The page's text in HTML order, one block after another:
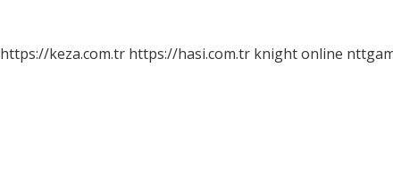
https://keza.com.tr https://hasi.com.tr knight online